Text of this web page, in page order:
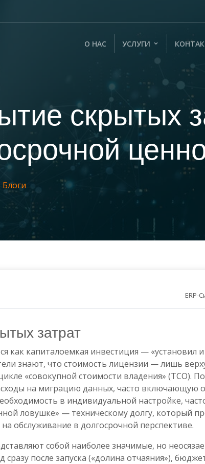
О НАС УСЛУГИ
скрытых
Блоги
ERP-
затрат
как капиталоемкая инвестиция — «установил
знают, что стоимость лицензии — лишь
«совокупной стоимости владения» (TCO).
на миграцию данных, часто включающую
в индивидуальной настройке,
ловушке» — техническому долгу, который
обслуживание в долгосрочной перспективе.
собой наиболее значимые, но
после запуска («долина отчаяния»),